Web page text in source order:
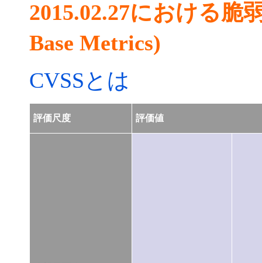
2015.02.27における脆
Base Metrics)
CVSSとは
評価尺度 評価値